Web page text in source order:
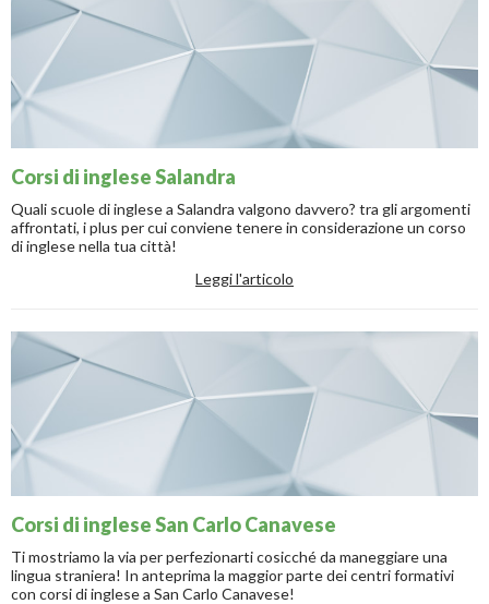
Corsi di inglese Salandra
Quali scuole di inglese a Salandra valgono davvero? tra gli argomenti
affrontati, i plus per cui conviene tenere in considerazione un corso
di inglese nella tua città!
Leggi l'articolo
Corsi di inglese San Carlo Canavese
Ti mostriamo la via per perfezionarti cosicché da maneggiare una
lingua straniera! In anteprima la maggior parte dei centri formativi
con corsi di inglese a San Carlo Canavese!